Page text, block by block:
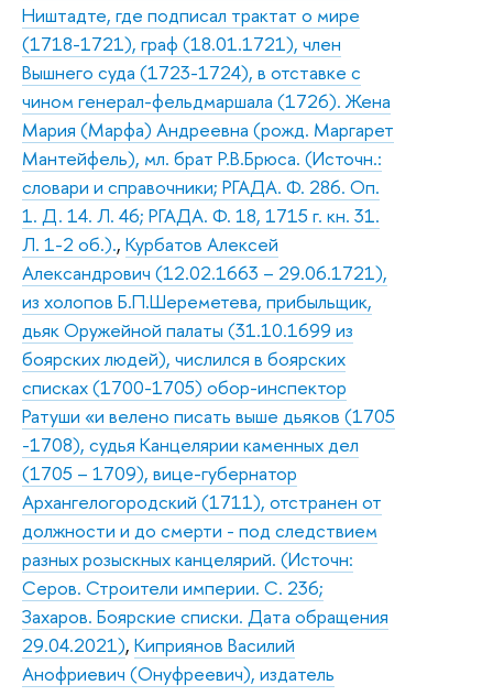
Ништадте, где подписал трактат о мире
(1718-1721), граф (18.01.1721), член
Вышнего суда (1723-1724), в отставке с
чином генерал-фельдмаршала (1726). Жена
Мария (Марфа) Андреевна (рожд. Маргарет
Мантейфель), мл. брат Р.В.Брюса. (Источн.:
словари и справочники; РГАДА. Ф. 286. Оп.
1. Д. 14. Л. 46; РГАДА. Ф. 18, 1715 г. кн. 31.
Л. 1-2 об.)., Курбатов Алексей
Александрович (12.02.1663 – 29.06.1721),
из холопов Б.П.Шереметева, прибыльщик,
дьяк Оружейной палаты (31.10.1699 из
боярских людей), числился в боярских
списках (1700-1705) обор-инспектор
Ратуши «и велено писать выше дьяков (1705
-1708), судья Канцелярии каменных дел
(1705 – 1709), вице-губернатор
Архангелогородский (1711), отстранен от
должности и до смерти - под следствием
разных розыскных канцелярий. (Источн:
Серов. Строители империи. С. 236;
Захаров. Боярские списки. Дата обращения
29.04.2021), Киприянов Василий
Анофриевич (Онуфреевич), издатель